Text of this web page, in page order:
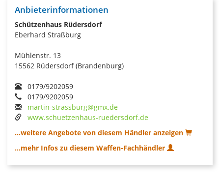
Anbieterinformationen
Schützenhaus Rüdersdorf
Eberhard Straßburg
Mühlenstr. 13
15562 Rüdersdorf (Brandenburg)
0179/9202059
0179/9202059
martin-strassburg@gmx.de
www.schuetzenhaus-ruedersdorf.de
...weitere Angebote von diesem Händler anzeigen
...mehr Infos zu diesem Waffen-Fachhändler